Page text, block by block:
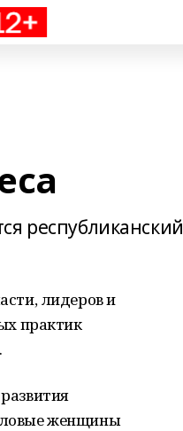
республиканский
лидеров и
практик
женщины